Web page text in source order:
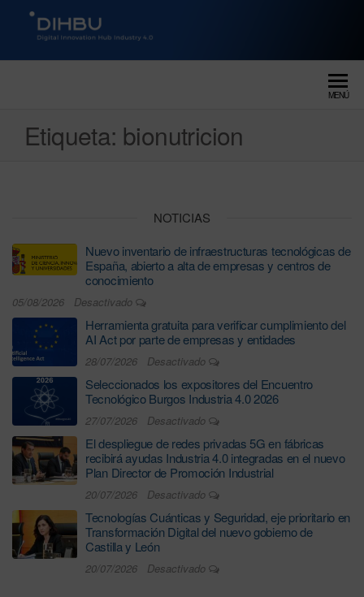
DIGITAL INNOVATION HUB
MENÚ
Etiqueta: bionutricion
NOTICIAS
Nuevo inventario de infraestructuras tecnológicas de
España, abierto a alta de empresas y centros de
conocimiento
05/08/2026 Desactivado
Herramienta gratuita para verificar cumplimiento del
AI Act por parte de empresas y entidades
28/07/2026 Desactivado
Seleccionados los expositores del Encuentro
Tecnológico Burgos Industria 4.0 2026
27/07/2026 Desactivado
El despliegue de redes privadas 5G en fábricas
recibirá ayudas Industria 4.0 integradas en el nuevo
Plan Director de Promoción Industrial
20/07/2026 Desactivado
Tecnologías Cuánticas y Seguridad, eje prioritario en
Transformación Digital del nuevo gobierno de
Castilla y León
20/07/2026 Desactivado